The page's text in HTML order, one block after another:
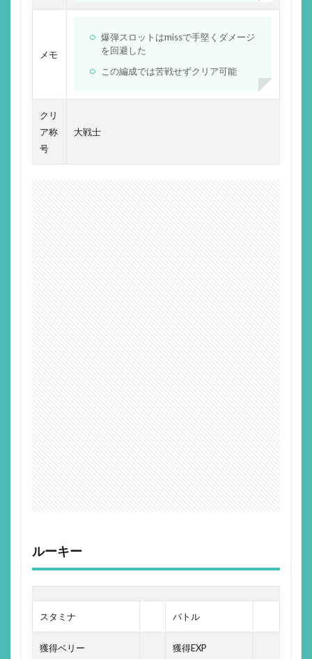
メモ
爆弾スロットはmissで手堅くダメージ
を回避した
この編成では苦戦せずクリア可能
クリ
ア称
号
大戦士
ルーキー
スタミナ バトル
獲得ベリー 獲得EXP